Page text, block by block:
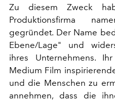
Zu diesem Zweck
Produktionsfirma
gegründet. Der Name
Ebene/Lage" und
ihres Unternehmens.
Medium Film
und die Menschen zu
annehmen, dass die